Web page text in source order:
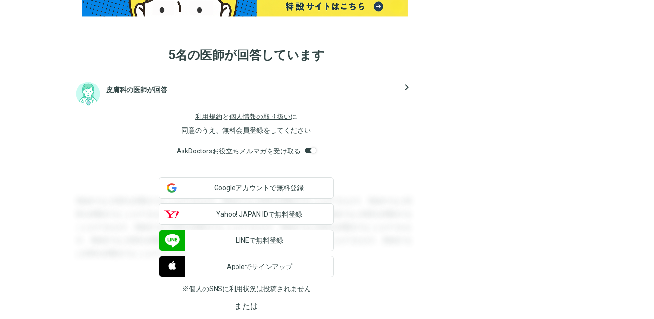
5名の医師が回答しています
皮膚科の医師が回答 navigate_next
利用規約と個人情報の取り扱いに
同意のうえ、無料会員登録をしてください
AskDoctorsお役立ちメルマガを受け取る
登録すると回答を閲覧することができます。登録すると回答を閲覧することができます。登録すると回
答を閲覧することができます。登録すると回答を閲覧することができます。登録すると回答を閲覧する
ことができます。登録すると回答を閲覧することができます。登録すると回答を閲覧することができま
す。登録すると回答を閲覧することができます。登録すると回答を閲覧することができます。登録する
と回答を閲覧することができます。
Googleアカウントで無料登録
Yahoo! JAPAN IDで無料登録
LINEで無料登録
Appleでサインアップ
※個人のSNSに利用状況は投稿されません
または